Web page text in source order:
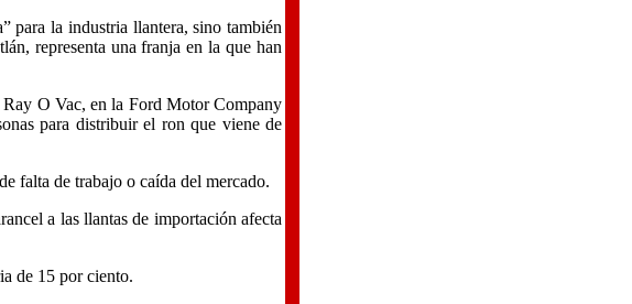
para la industria llantera, sino también
representa una franja en la que han
Ray O Vac, en la Ford Motor Company
para distribuir el ron que viene de
falta de trabajo o caída del mercado.
a las llantas de importación afecta
de 15 por ciento.